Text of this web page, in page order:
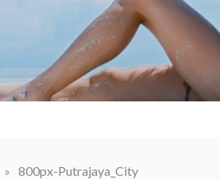
» 800px-Putrajaya_City